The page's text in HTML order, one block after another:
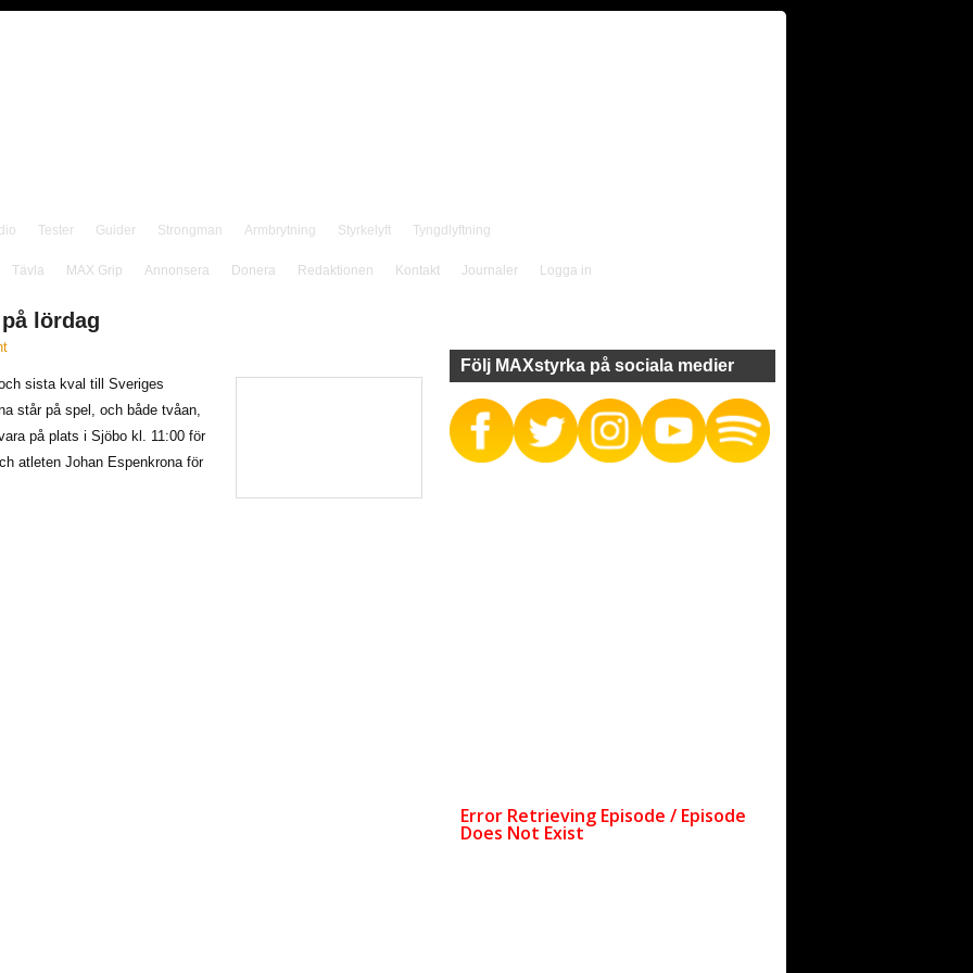
Tester Guider Strongman Armbrytning Styrkelyft Tyngdlyftning
Tävla MAX Grip Annonsera Donera Redaktionen Kontakt Journaler Logga in
lördag
sista kval till Sveriges
står på spel, och både tvåan,
på plats i Sjöbo kl. 11:00 för
atleten Johan Espenkrona för
Följ MAXstyrka på sociala medier